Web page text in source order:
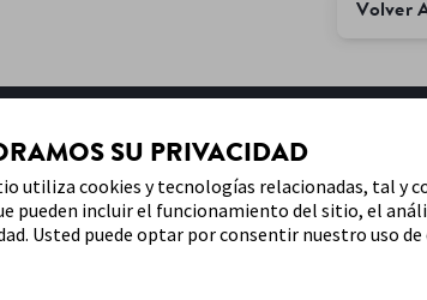
Volver
SU PRIVACIDAD
utiliza cookies y tecnologías relacionadas, tal y
pueden incluir el funcionamiento del sitio, el
Usted puede optar por consentir nuestro uso